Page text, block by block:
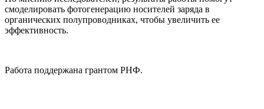
смоделировать фотогенерацию носителей заряда в
органических полупроводниках, чтобы увеличить ее
эффективность.
Работа поддержана грантом РНФ.